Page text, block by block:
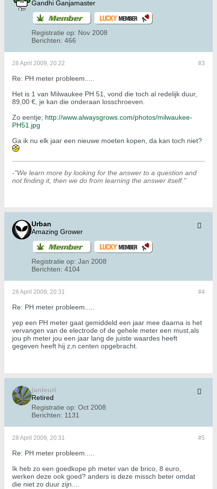
Gandhi Ganjamaster
Registratie op: Nov 2008
Berichten: 466
#3
28 April 2009, 20:22
Re: PH meter probleem.....
Het is 1 van Milwaukee PH 51, vond die toch al redelijk duur,
89,00 €, je kan die onderaan losschroeven.
Zo eentje; http://www.alwaysgrows.com/photos/milwaukee-
PH51.jpg
Ga ik nu elk jaar een nieuwe moeten kopen, da kan toch niet?
-"We learn more by looking for the answer to a question and
not finding it, then we do from learning the answer itself."
Urban
Amazing Grower
Registratie op: Jan 2008
Berichten: 4104
#4
28 April 2009, 20:31
Re: PH meter probleem.....
yep een PH meter gaat gemiddeld een jaar mee daarna is het
vervangen van de electrode of de gehele meter een must,als
jou ph meter jou een jaar lang de juiste waardes heeft
gegeven heeft hij z,n centen opgebracht.
janleuri
Retired
Registratie op: Oct 2008
Berichten: 1131
#5
28 April 2009, 20:31
Re: PH meter probleem.....
Ik heb zo een goedkope ph meter van de brico, 8 euro,
werken deze ook goed? anders is deze missch beter omdat
die niet zo duur zijn....